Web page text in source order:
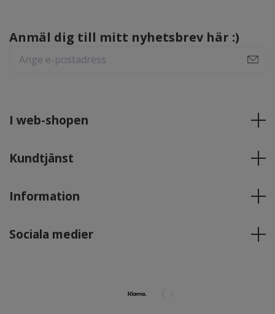
Anmäl dig till mitt nyhetsbrev här :)
I web-shopen
Kundtjänst
Information
Sociala medier